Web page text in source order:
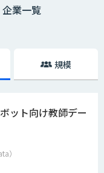
業一覧
規模
ット向け教師デー
）